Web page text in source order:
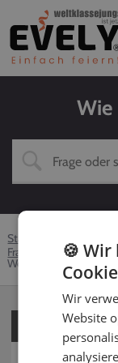
Wie
Startseite
Fragen zu Technik und
Welche DJ-Technik
Für Kunden
Für Dienstleister
🍪
Wir
Website